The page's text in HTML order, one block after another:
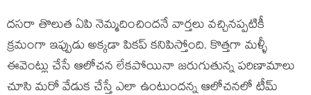
దసరా తొలుత ఏపి నెమ్మదించిందనే వార్తలు వచ్చినప్పటికీ
క్రమంగా ఇప్పుడు అక్కడా పికప్ కనిపిస్తోంది. కొత్తగా మళ్ళీ
ఈవెంట్లు చేసే ఆలోచన లేకపోయినా జరుగుతున్న పరిణామాలు
చూసి మరో వేడుక చేస్తే ఎలా ఉంటుందన్న ఆలోచనలో టీమ్